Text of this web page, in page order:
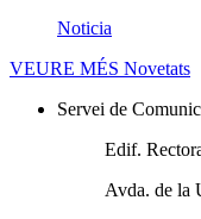
Noticia
VEURE MÉS Novetats
Servei de
Edif.
Avda. de la